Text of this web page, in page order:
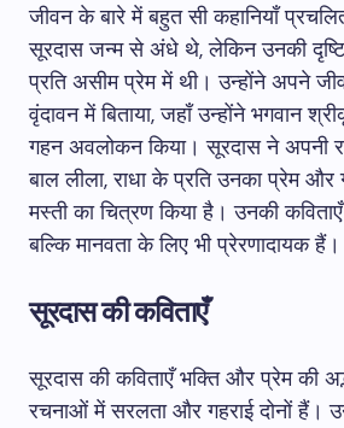
जीवन के बारे में बहुत सी कहानियाँ
सूरदास जन्म से अंधे थे, लेकिन उनकी
प्रति असीम प्रेम में थी। उन्होंने अपने
वृंदावन में बिताया, जहाँ उन्होंने भगवान
गहन अवलोकन किया। सूरदास ने अपनी
बाल लीला, राधा के प्रति उनका प्रेम और
मस्ती का चित्रण किया है। उनकी
बल्कि मानवता के लिए भी प्रेरणादायक हैं।
सूरदास की कविताएँ
सूरदास की कविताएँ भक्ति और प्रेम की
रचनाओं में सरलता और गहराई दोनों हैं।